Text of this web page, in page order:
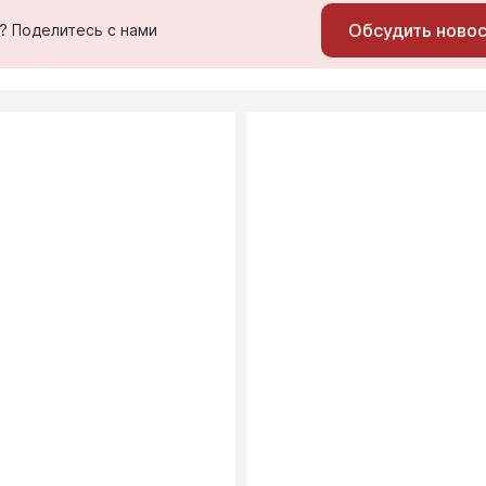
Поделитесь с нами Обсудить